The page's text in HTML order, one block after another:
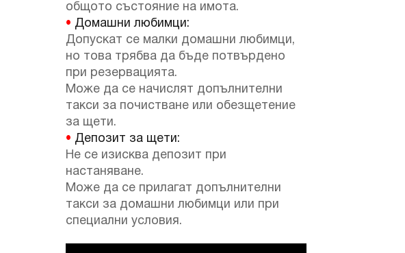
общото състояние на имота.
• Домашни любимци:
Допускат се малки домашни любимци,
но това трябва да бъде потвърдено
при резервацията.
Може да се начислят допълнителни
такси за почистване или обезщетение
за щети.
• Депозит за щети:
Не се изисква депозит при
настаняване.
Може да се прилагат допълнителни
такси за домашни любимци или при
специални условия.